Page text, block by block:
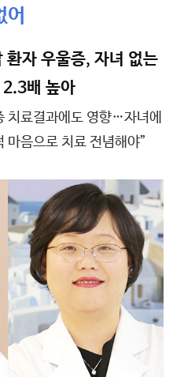
어
환자 우울증, 자녀 없는
2.3배 높아
치료결과에도 영향…자녀에
마음으로 치료 전념해야”